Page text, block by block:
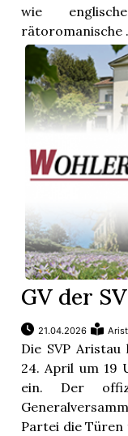
wie
rätoromanische
GV der
21.04.2026
Die SVP
24. April um 19
ein. Der
Partei die